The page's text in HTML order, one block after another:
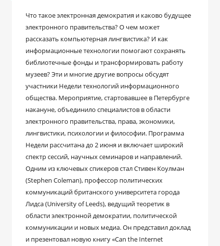
Что такое электронная демократия и каково будущее
электронного правительства? О чем может
рассказать компьютерная лингвистика? И как
информационные технологии помогают сохранять
библиотечные фонды и трансформировать работу
музеев? Эти и многие другие вопросы обсудят
участники Недели технологий информационного
общества. Мероприятие, стартовавшее в Петербурге
накануне, объединило специалистов в области
электронного правительства, права, экономики,
лингвистики, психологии и философии. Программа
Недели рассчитана до 2 июня и включает широкий
спектр сессий, научных семинаров и направлений.
Одним из ключевых спикеров стал Стивен Коулман
(Stephen Coleman), профессор политических
коммуникаций британского университета города
Лидса (University of Leeds), ведущий теоретик в
области электронной демократии, политической
коммуникации и новых медиа. Он представил доклад
и презентовал новую книгу «Can the Internet